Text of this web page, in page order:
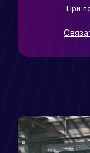
При